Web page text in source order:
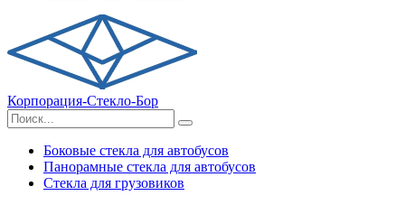
Корпорация-Стекло-Бор
Боковые стекла для автобусов
Панорамные стекла для автобусов
Стекла для грузовиков